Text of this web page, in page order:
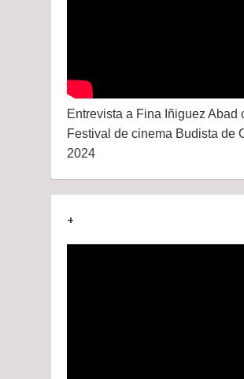
Entrevista a Fina Iñiguez Abad
Festival de cinema Budista de
2024
+